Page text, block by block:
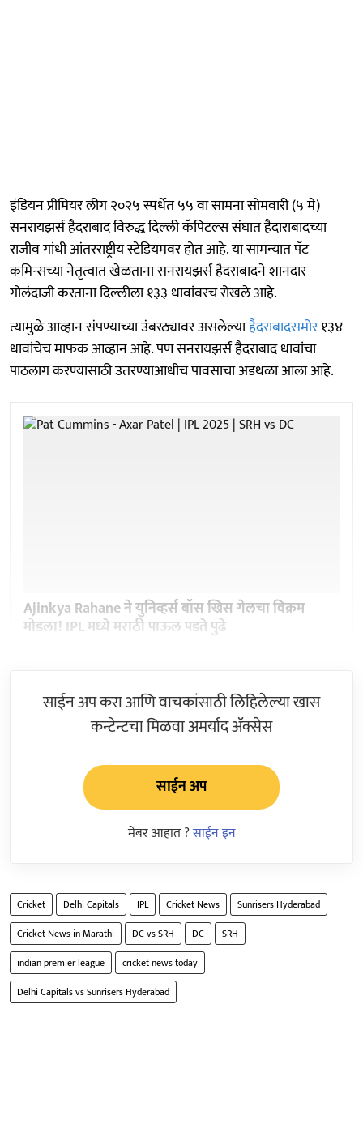
इंडियन प्रीमियर लीग २०२५ स्पर्धेत ५५ वा सामना सोमवारी (५ मे)
सनरायझर्स हैदराबाद विरुद्ध दिल्ली कॅपिटल्स संघात हैदाराबादच्या
राजीव गांधी आंतरराष्ट्रीय स्टेडियमवर होत आहे. या सामन्यात पॅट
कमिन्सच्या नेतृत्वात खेळताना सनरायझर्स हैदराबादने शानदार
गोलंदाजी करताना दिल्लीला १३३ धावांवरच रोखले आहे.
त्यामुळे आव्हान संपण्याच्या उंबरठ्यावर असलेल्याहैदराबादसमोर१३४
धावांचेच माफक आव्हान आहे. पण सनरायझर्स हैदराबाद धावांचा
पाठलाग करण्यासाठी उतरण्याआधीच पावसाचा अडथळा आला आहे.
Ajinkya Rahane ने युनिव्हर्स बॉस ख्रिस गेलचा विक्रम
मोडला! IPL मध्ये मराठी पाऊल पडते पुढे
साईन अप करा आणि वाचकांसाठी लिहिलेल्या खास
कन्टेन्टचा मिळवा अमर्याद ॲक्सेस
साईन अप
मेंबर आहात ?साईन इन
Cricket Delhi Capitals IPL Cricket News
Sunrisers Hyderabad
Cricket News in Marathi
DC vs SRH DC
SRH
indian premier league
cricket news today
Delhi Capitals vs Sunrisers Hyderabad